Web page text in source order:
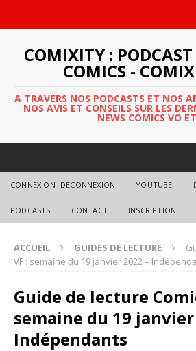
COMIXITY :
COMICS -
A TRAVERS NOS PODCASTS ET NOS
NOS AVIS ET CONSEILS SUR LES
NEWS COMICS VO
CONNEXION|DECONNEXION YOUTUBE
PODCASTS CONTACT INSCRIPTION
ACCUEIL GUIDES DE LECTURE
VF : semaine du 19 janvier 2022 –
Guide de lecture
semaine du 19 janvier
Indépendants